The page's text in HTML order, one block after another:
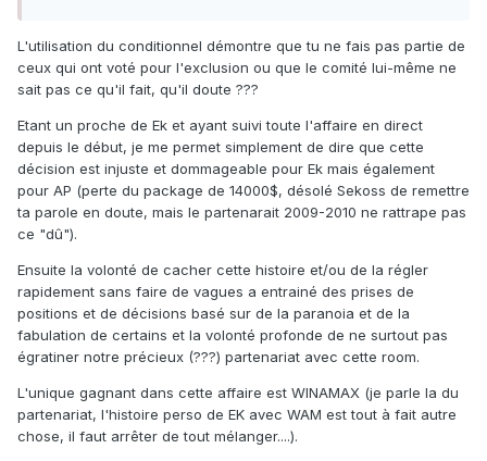
L'utilisation du conditionnel démontre que tu ne fais pas partie de
ceux qui ont voté pour l'exclusion ou que le comité lui-même ne
sait pas ce qu'il fait, qu'il doute ???
Etant un proche de Ek et ayant suivi toute l'affaire en direct
depuis le début, je me permet simplement de dire que cette
décision est injuste et dommageable pour Ek mais également
pour AP (perte du package de 14000$, désolé Sekoss de remettre
ta parole en doute, mais le partenarait 2009-2010 ne rattrape pas
ce "dû").
Ensuite la volonté de cacher cette histoire et/ou de la régler
rapidement sans faire de vagues a entrainé des prises de
positions et de décisions basé sur de la paranoia et de la
fabulation de certains et la volonté profonde de ne surtout pas
égratiner notre précieux (???) partenariat avec cette room.
L'unique gagnant dans cette affaire est WINAMAX (je parle la du
partenariat, l'histoire perso de EK avec WAM est tout à fait autre
chose, il faut arrêter de tout mélanger....).